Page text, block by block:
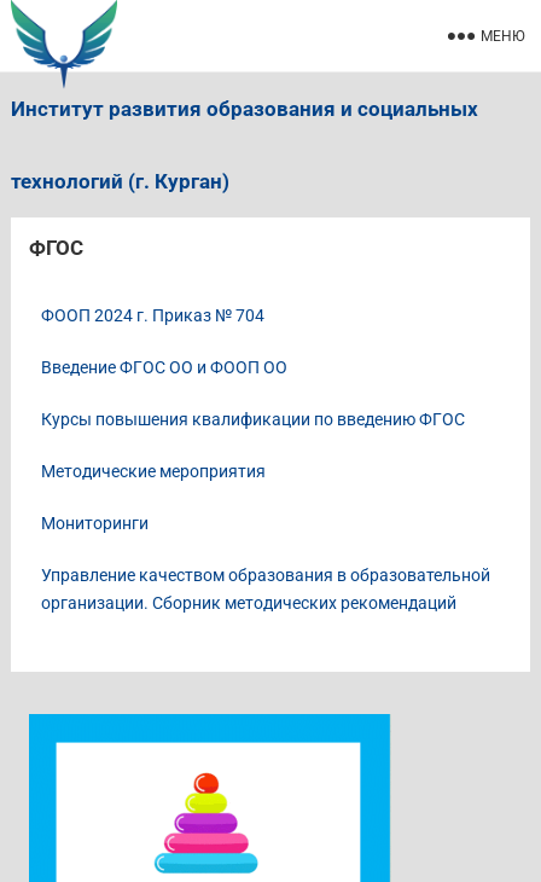
Институт развития образования и социальных
технологий (г. Курган)
МЕНЮ
ФГОС
ФООП 2024 г. Приказ № 704
Введение ФГОС ОО и ФООП ОО
Курсы повышения квалификации по введению ФГОС
Методические мероприятия
Мониторинги
Управление качеством образования в образовательной
организации. Сборник методических рекомендаций